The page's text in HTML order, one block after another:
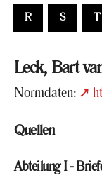
R S T
Leck, Bart
Norm­da­ten:
Quel­len
Ab­tei­lung I -